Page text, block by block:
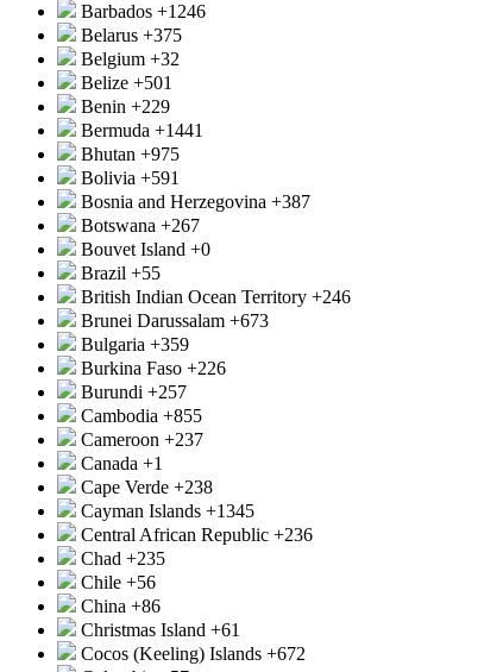
Barbados +1246
Belarus +375
Belgium +32
Belize +501
Benin +229
Bermuda +1441
Bhutan +975
Bolivia +591
Bosnia and Herzegovina +387
Botswana +267
Bouvet Island +0
Brazil +55
British Indian Ocean Territory +246
Brunei Darussalam +673
Bulgaria +359
Burkina Faso +226
Burundi +257
Cambodia +855
Cameroon +237
Canada +1
Cape Verde +238
Cayman Islands +1345
Central African Republic +236
Chad +235
Chile +56
China +86
Christmas Island +61
Cocos (Keeling) Islands +672